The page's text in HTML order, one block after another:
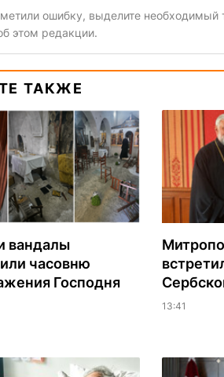
ошибку, выделите необходимый
этом редакции.
ТАКЖЕ
вандалы
часовню
Господня
13:41